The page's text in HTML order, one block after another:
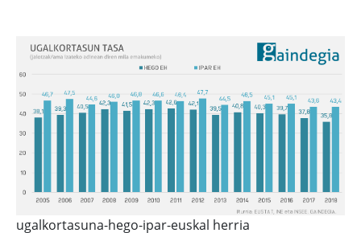
ugalkortasuna-hego-ipar-euskal herria